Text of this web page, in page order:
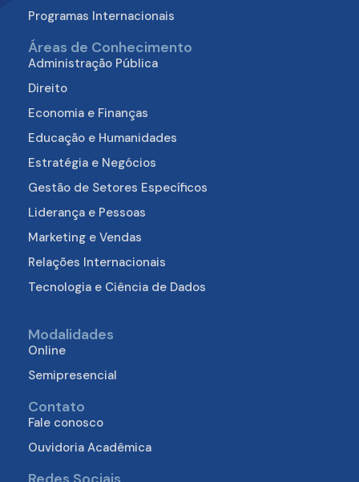
Programas Internacionais
Áreas de Conhecimento
Administração Pública
Direito
Economia e Finanças
Educação e Humanidades
Estratégia e Negócios
Gestão de Setores Específicos
Liderança e Pessoas
Marketing e Vendas
Relações Internacionais
Tecnologia e Ciência de Dados
Modalidades
Online
Semipresencial
Contato
Fale conosco
Ouvidoria Acadêmica